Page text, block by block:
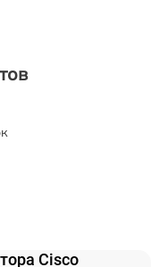
Cisco